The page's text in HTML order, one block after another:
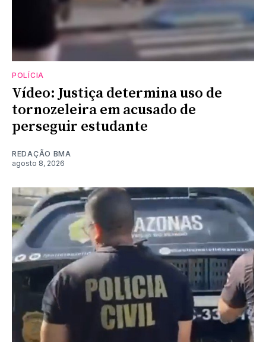
POLÍCIA
Vídeo: Justiça determina uso de
tornozeleira em acusado de
perseguir estudante
REDAÇÃO BMA
agosto 8, 2026